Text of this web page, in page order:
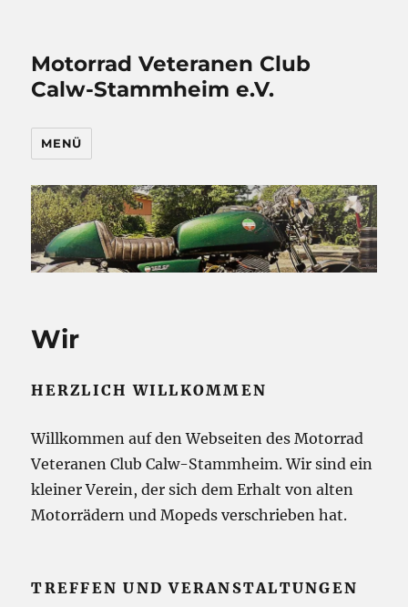
Motorrad Veteranen Club
Calw-Stammheim e.V.
MENÜ
Wir
HERZLICH WILLKOMMEN
Willkommen auf den Webseiten des Motorrad
Veteranen Club Calw-Stammheim. Wir sind ein
kleiner Verein, der sich dem Erhalt von alten
Motorrädern und Mopeds verschrieben hat.
TREFFEN UND VERANSTALTUNGEN